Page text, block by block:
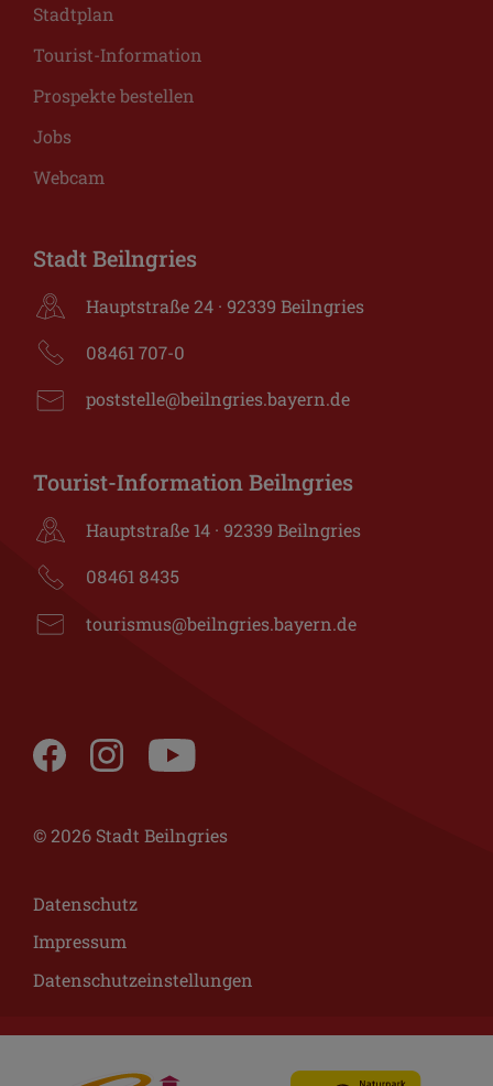
Stadtplan
Tourist-Information
Prospekte bestellen
Jobs
Webcam
Stadt Beilngries
Hauptstraße 24 · 92339 Beilngries
08461 707-0
poststelle@beilngries.bayern.de
Tourist-Information Beilngries
Hauptstraße 14 · 92339 Beilngries
08461 8435
tourismus@beilngries.bayern.de
© 2026 Stadt Beilngries
Datenschutz
Impressum
Datenschutzeinstellungen